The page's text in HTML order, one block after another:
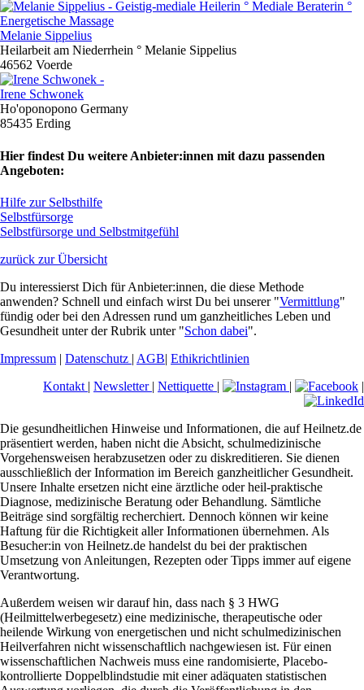
Melanie Sippelius
Heilarbeit am Niederrhein ° Melanie Sippelius
46562 Voerde
Irene Schwonek
Ho'oponopono Germany
85435 Erding
Hier findest Du weitere Anbieter:innen mit dazu passenden
Angeboten:
Hilfe zur Selbsthilfe
Selbstfürsorge
Selbstfürsorge und Selbstmitgefühl
zurück zur Übersicht
Du interessierst Dich für Anbieter:innen, die diese Methode
anwenden? Schnell und einfach wirst Du bei unserer "Vermittlung"
fündig oder bei den Adressen rund um ganzheitliches Leben und
Gesundheit unter der Rubrik unter "Schon dabei".
Impressum | Datenschutz | AGB| Ethikrichtlinien
Kontakt | Newsletter | Nettiquette | | |
Die gesundheitlichen Hinweise und Informationen, die auf Heilnetz.de
präsentiert werden, haben nicht die Absicht, schulmedizinische
Vorgehensweisen herabzusetzen oder zu diskreditieren. Sie dienen
ausschließlich der Information im Bereich ganzheitlicher Gesundheit.
Unsere Inhalte ersetzen nicht eine ärztliche oder heil-praktische
Diagnose, medizinische Beratung oder Behandlung. Sämtliche
Beiträge sind sorgfältig recherchiert. Dennoch können wir keine
Haftung für die Richtigkeit aller Informationen übernehmen. Als
Besucher:in von Heilnetz.de handelst du bei der praktischen
Umsetzung von Anleitungen, Rezepten oder Tipps immer auf eigene
Verantwortung.
Außerdem weisen wir darauf hin, dass nach § 3 HWG
(Heilmittelwerbegesetz) eine medizinische, therapeutische oder
heilende Wirkung von energetischen und nicht schulmedizinischen
Heilverfahren nicht wissenschaftlich nachgewiesen ist. Für einen
wissenschaftlichen Nachweis muss eine randomisierte, Placebo-
kontrollierte Doppelblindstudie mit einer adäquaten statistischen